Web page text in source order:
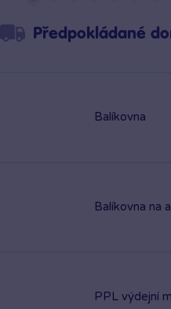
Předpokládané
Balíkovna
Balíkovna na
PPL výdejní